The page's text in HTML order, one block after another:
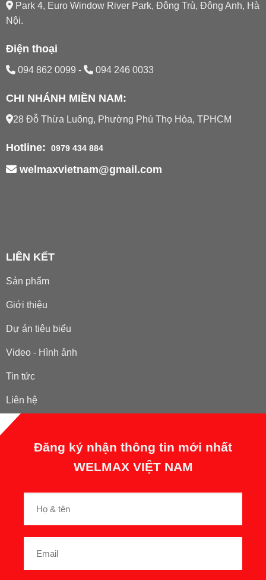
Park 4, Euro Window River Park, Đông Trù, Đông Anh, Hà
Nội.
Điện thoại
094 862 0099 - 094 246 0033
CHI NHÁNH MIỀN NAM:
28 Đỗ Thừa Luông, Phường Phú Thọ Hòa, TPHCM
Hotline: 0979 434 884
welmaxvietnam@gmail.com
LIÊN KẾT
Sản phẩm
Giới thiệu
Dự án tiêu biểu
Video - Hình ảnh
Tin tức
Liên hệ
Đăng ký nhận thông tin mới nhất
WELMAX VIỆT NAM